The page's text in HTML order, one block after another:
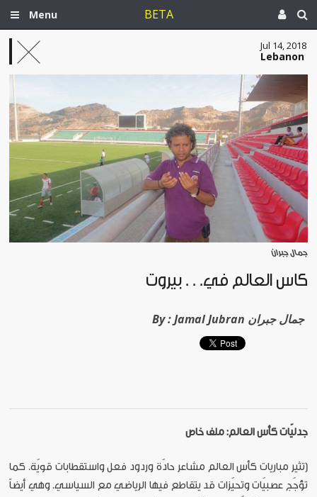
Menu BETA
Jul 14, 2018
Lebanon
جمال جبران
كأس العالم في. . . بيروت
By : Jamal Jubran جمال جبران
جدليّات كأس العالم: ملف خاص
[تثير مباريات كأس العالم مشاعر حادّة وردود فعل واستقطابات قويّة. كما
تؤجّج عصبيّات وتحيّزات قد يتقاطع فيها الرياضي مع السياسي. وهي أيضاً